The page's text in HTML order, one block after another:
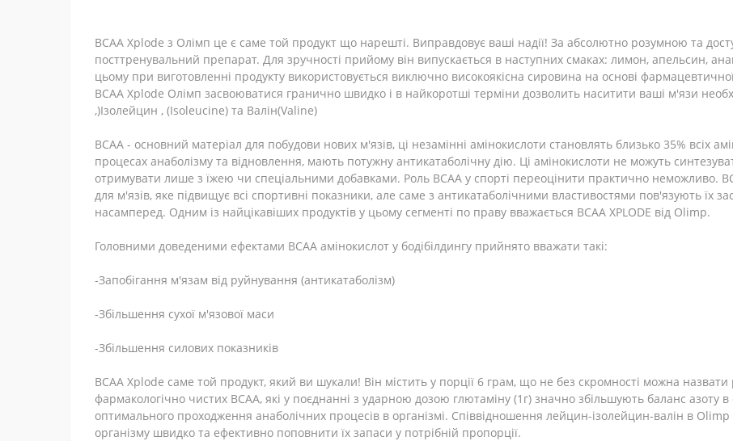
BCAA Xplode з Олімп це є саме той продукт що нарешті. Виправдовує ваші надії! За абсолютно розумною та
посттренувальний препарат. Для зручності прийому він випускається в наступних смаках: лимон, апельсин,
цьому при виготовленні продукту використовується виключно високоякісна сировина на основі
BCAA Xplode Олімп засвоюватися гранично швидко і в найкоротші терміни дозволить наситити ваші м'язи
,)Ізолейцин , (Isoleucine) та Валін(Valine)
BCAA - основний матеріал для побудови нових м'язів, ці незамінні амінокислоти становлять близько 35% всіх
процесах анаболізму та відновлення, мають потужну антикатаболічну дію. Ці амінокислоти не можуть
отримувати лише з їжею чи спеціальними добавками. Роль ВСАА у спорті переоцінити практично неможливо.
для м'язів, яке підвищує всі спортивні показники, але саме з антикатаболічними властивостями пов'язують їх
насамперед. Одним із найцікавіших продуктів у цьому сегменті по праву вважається BCAA XPLODE від Olimp.
Головними доведеними ефектами BCAA амінокислот у бодібілдингу прийнято вважати такі:
-Запобігання м'язам від руйнування (антикатаболізм)
-Збільшення сухої м'язової маси
-Збільшення силових показників
BCAA Xplode саме той продукт, який ви шукали! Він містить у порції 6 грам, що не без скромності можна
фармакологічно чистих ВСАА, які у поєднанні з ударною дозою глютаміну (1г) значно збільшують баланс азоту
оптимального проходження анаболічних процесів в організмі. Співвідношення лейцин-ізолейцин-валін в
організму швидко та ефективно поповнити їх запаси у потрібній пропорції.